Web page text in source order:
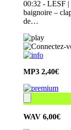
00:32 - LESF |
baignoire –
de…
MP3 2,40€
WAV 6,00€